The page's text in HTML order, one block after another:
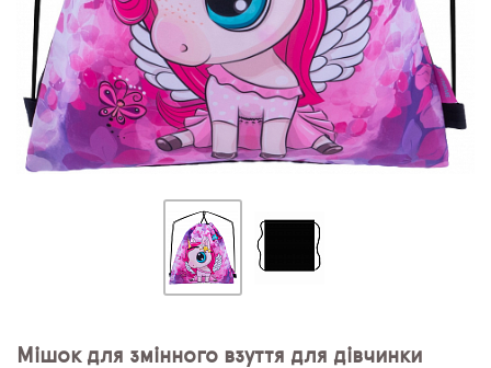
Мішок для змінного взуття для дівчинки